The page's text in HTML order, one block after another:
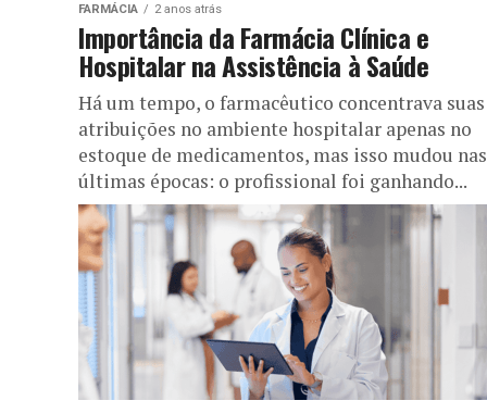
FARMÁCIA 2 anos atrás
Importância da Farmácia Clínica e
Hospitalar na Assistência à Saúde
Há um tempo, o farmacêutico concentrava suas
atribuições no ambiente hospitalar apenas no
estoque de medicamentos, mas isso mudou nas
últimas épocas: o profissional foi ganhando...